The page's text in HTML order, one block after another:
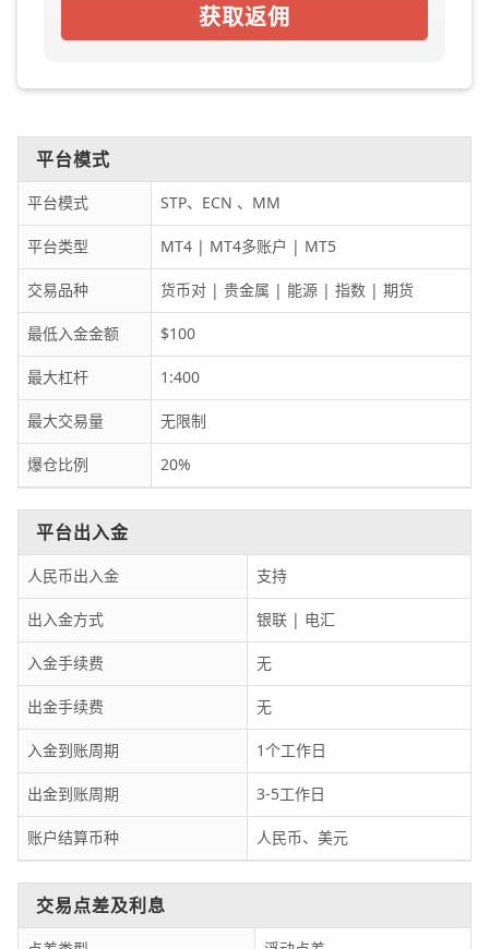
获取返佣
平台模式
平台模式 STP、ECN 、MM
平台类型 MT4 | MT4多账户 | MT5
交易品种 货币对 | 贵金属 | 能源 | 指数 | 期货
最低入金金额 $100
最大杠杆 1:400
最大交易量 无限制
爆仓比例 20%
平台出入金
人民币出入金 支持
出入金方式 银联 | 电汇
入金手续费 无
出金手续费 无
入金到账周期 1个工作日
出金到账周期 3-5工作日
账户结算币种 人民币、美元
交易点差及利息